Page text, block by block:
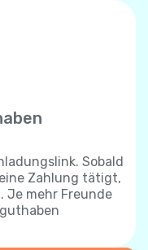
Sobald
Zahlung tätigt,
Je mehr Freunde